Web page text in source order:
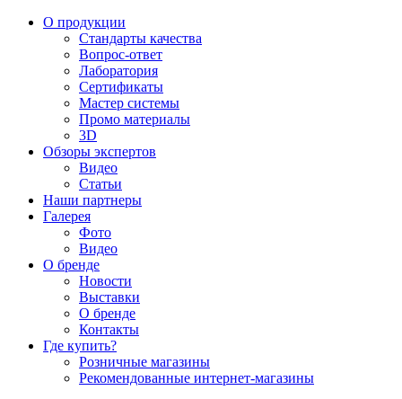
О продукции
Стандарты качества
Вопрос-ответ
Лаборатория
Сертификаты
Мастер системы
Промо материалы
3D
Обзоры экспертов
Видео
Статьи
Наши партнеры
Галерея
Фото
Видео
О бренде
Новости
Выставки
О бренде
Контакты
Где купить?
Розничные магазины
Рекомендованные интернет-магазины